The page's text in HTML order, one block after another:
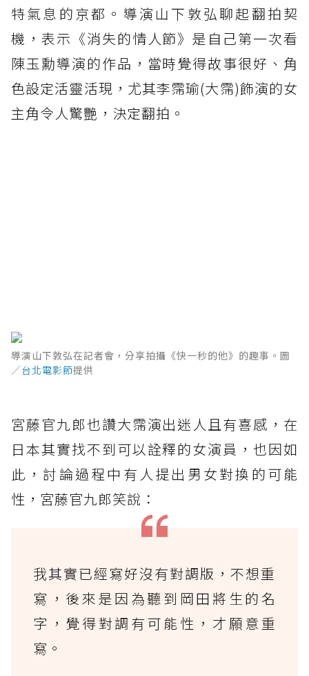
特氣息的京都。導演山下敦弘聊起翻拍契
機，表示《消失的情人節》是自己第一次看
陳玉勳導演的作品，當時覺得故事很好、角
色設定活靈活現，尤其李霈瑜(大霈)飾演的女
主角令人驚艷，決定翻拍。
導演山下敦弘在記者會，分享拍攝《快一秒的他》的趣事。圖
／台北電影節提供
宮藤官九郎也讚大霈演出迷人且有喜感，在
日本其實找不到可以詮釋的女演員，也因如
此，討論過程中有人提出男女對換的可能
性，宮藤官九郎笑說：
我其實已經寫好沒有對調版，不想重
寫，後來是因為聽到岡田將生的名
字，覺得對調有可能性，才願意重
寫。